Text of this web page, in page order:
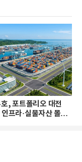
, 포트폴리오 대전
프라·실물자산 몰린